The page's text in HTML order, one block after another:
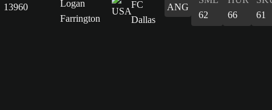
13960
Logan
Farrington
ANG
62
66
61